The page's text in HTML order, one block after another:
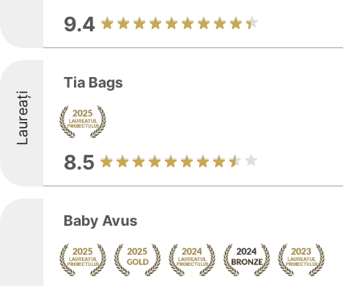
9.4
Laureați
Tia Bags
8.5
Baby Avus